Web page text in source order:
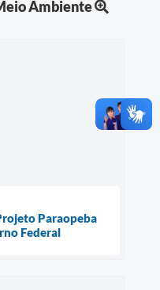
Ambiente
Paraopeba
Federal